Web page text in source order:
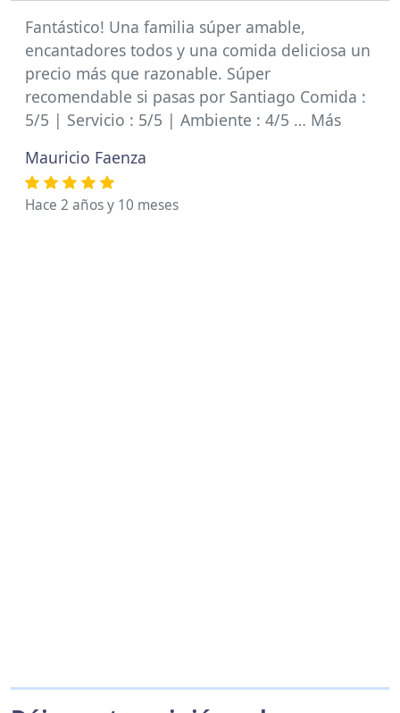
Fantástico! Una familia súper amable,
encantadores todos y una comida deliciosa un
precio más que razonable. Súper
recomendable si pasas por Santiago Comida :
5/5 | Servicio : 5/5 | Ambiente : 4/5 … Más
Mauricio Faenza
Hace 2 años y 10 meses